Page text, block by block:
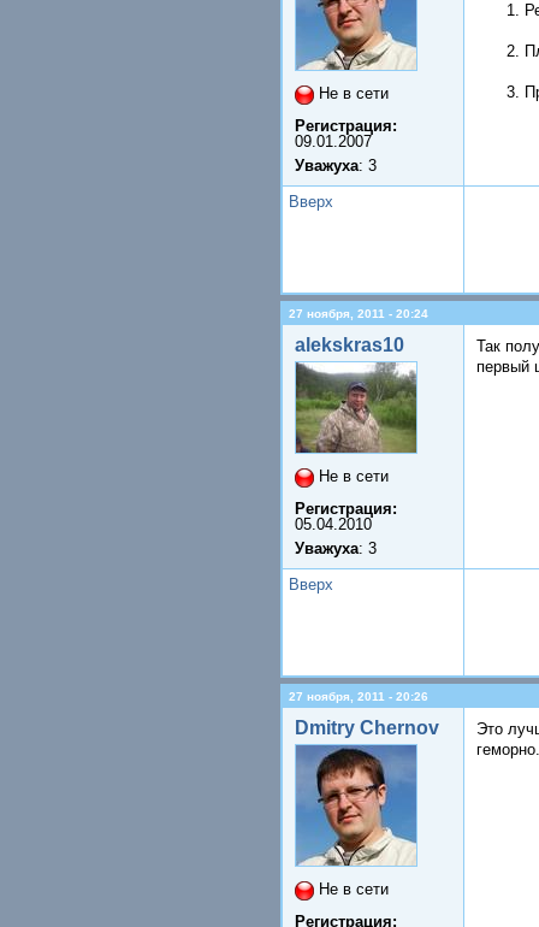
Не в сети
Регистрация:
09.01.2007
Уважуха: 3
Вверх
27 ноября, 2011 - 20:24
alekskras10
Не в сети
Регистрация:
05.04.2010
Уважуха: 3
Так
первый
Вверх
27 ноября, 2011 - 20:26
Dmitry Chernov
Не в сети
Регистрация:
Это